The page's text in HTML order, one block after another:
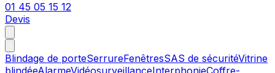
01 45 05 15 12
Devis
Blindage de porteSerrureFenêtresSAS de sécuritéVitrine
blindéeAlarmeVidéosurveillanceInterphonieCoffre-